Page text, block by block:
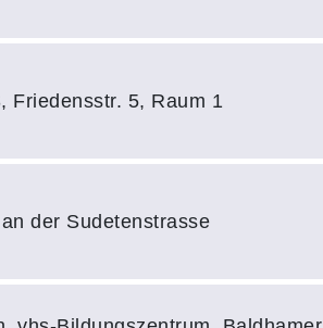
Friedensstr. 5, Raum 1
der Sudetenstrasse